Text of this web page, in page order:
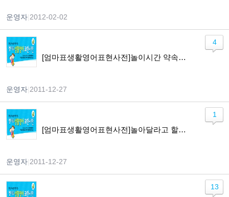
운영자 2012-02-02
[엄마표생활영어표현사전]놀이시간 약속하기
운영자 2011-12-27
4
[엄마표생활영어표현사전]놀아달라고 할 때
운영자 2011-12-27
1
13